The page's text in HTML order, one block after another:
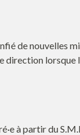
de nouvelles
direction
à partir du